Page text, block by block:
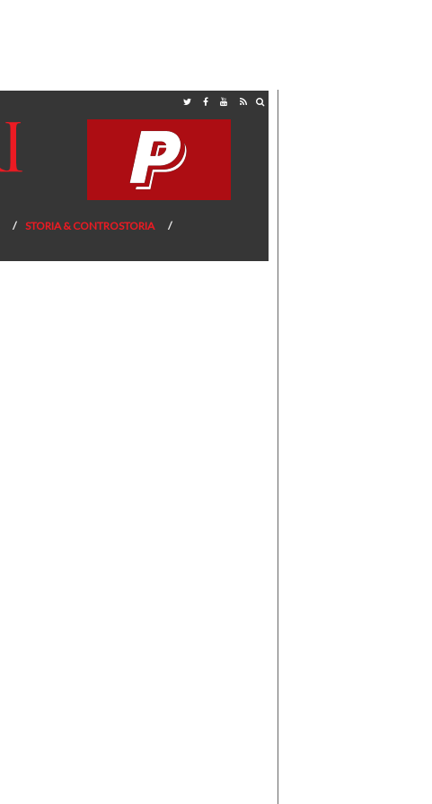
STORIA & CONTROSTORIA